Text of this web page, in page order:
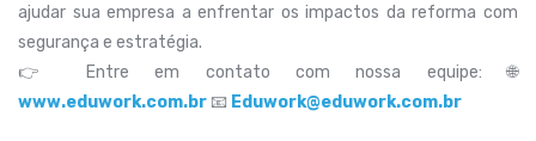
ajudar sua empresa a enfrentar os impactos da reforma com
segurança e estratégia.
👉 Entre em contato com nossa equipe: 🌐
www.eduwork.com.br 📧 Eduwork@eduwork.com.br